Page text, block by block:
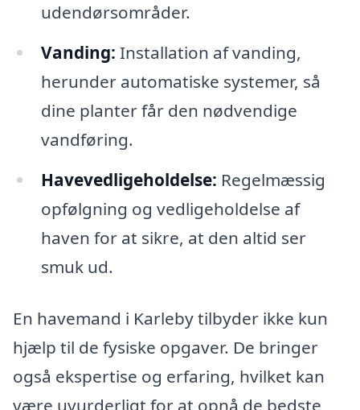
udendørsområder.
Vanding: Installation af vanding,
herunder automatiske systemer, så
dine planter får den nødvendige
vandføring.
Havevedligeholdelse: Regelmæssig
opfølgning og vedligeholdelse af
haven for at sikre, at den altid ser
smuk ud.
En havemand i Karleby tilbyder ikke kun
hjælp til de fysiske opgaver. De bringer
også ekspertise og erfaring, hvilket kan
være uvurderligt for at opnå de bedste